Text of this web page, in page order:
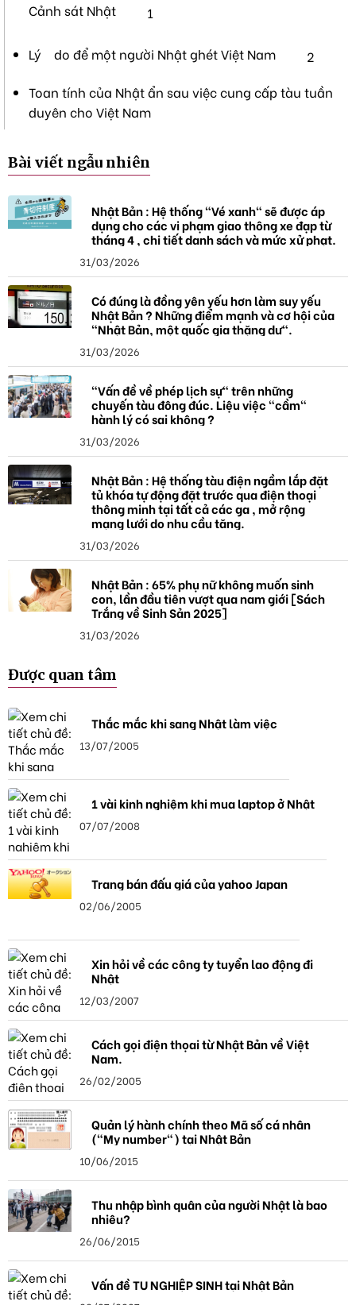
Cảnh sát Nhật
1
Lý do để một người Nhật ghét Việt Nam
2
Toan tính của Nhật ẩn sau việc cung cấp tàu tuần
duyên cho Việt Nam
Bài viết ngẫu nhiên
Nhật Bản : Hệ thống "Vé xanh" sẽ được áp
dụng cho các vi phạm giao thông xe đạp từ
tháng 4 , chi tiết danh sách và mức xử phạt.
31/03/2026
Có đúng là đồng yên yếu hơn làm suy yếu
Nhật Bản ? Những điểm mạnh và cơ hội của
"Nhật Bản, một quốc gia thặng dư".
31/03/2026
"Vấn đề về phép lịch sự" trên những
chuyến tàu đông đúc. Liệu việc "cầm"
hành lý có sai không ?
31/03/2026
Nhật Bản : Hệ thống tàu điện ngầm lắp đặt
tủ khóa tự động đặt trước qua điện thoại
thông minh tại tất cả các ga , mở rộng
mạng lưới do nhu cầu tăng.
31/03/2026
Nhật Bản : 65% phụ nữ không muốn sinh
con, lần đầu tiên vượt qua nam giới [Sách
Trắng về Sinh Sản 2025]
31/03/2026
Được quan tâm
Thắc mắc khi sang Nhật làm việc
13/07/2005
1 vài kinh nghiệm khi mua laptop ở Nhật
07/07/2008
Trang bán đấu giá của yahoo Japan
02/06/2005
Xin hỏi về các công ty tuyển lao động đi
Nhật
12/03/2007
Cách gọi điện thọai từ Nhật Bản về Việt
Nam.
26/02/2005
Quản lý hành chính theo Mã số cá nhân
("My number") tại Nhật Bản
10/06/2015
Thu nhập bình quân của người Nhật là bao
nhiêu?
26/06/2015
Vấn đề TU NGHIỆP SINH tại Nhật Bản